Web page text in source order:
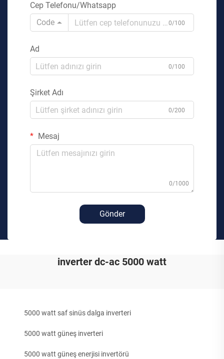
Cep Telefonu/Whatsapp
Code
0/100
Ad
0/100
Şirket Adı
0/200
Mesaj
0/1000
Gönder
inverter dc-ac 5000 watt
5000 watt saf sinüs dalga inverteri
5000 watt güneş inverteri
5000 watt güneş enerjisi invertörü